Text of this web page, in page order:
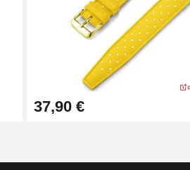
- Diamètre 1,50 mm - 8 à 25 mm
37,90 €